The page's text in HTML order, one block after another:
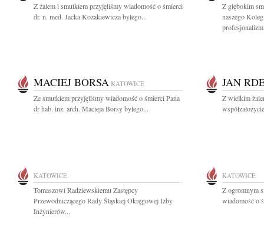
Z żalem i smutkiem przyjęliśmy wiadomość o śmierci
dr. n. med. Jacka Kozakiewicza byłego...
Z głębokim
naszego
MACIEJ BORSA KATOWICE
Ze smutkiem przyjęliśmy wiadomość o śmierci Pana
dr hab. inż. arch. Macieja Borsy byłego...
JAN
Z wielkim
KATOWICE
Tomaszowi Radziewskiemu Zastępcy
Przewodniczącego Rady Śląskiej Okręgowej Izby
Inżynierów...
KATOWICE
Z ogromnym
wiadomość o